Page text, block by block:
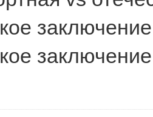
заключение